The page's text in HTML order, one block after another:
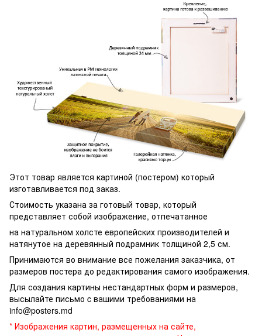
Этот товар является картиной (постером) который
изготавливается под заказ.
Стоимость указана за готовый товар, который
представляет собой изображение, отпечатанное
на натуральном холсте европейских производителей и
натянутое на деревянный подрамник толщиной 2,5 см.
Принимаются во внимание все пожелания заказчика, от
размеров постера до редактирования самого изображения.
Для создания картины нестандартных форм и размеров,
высылайте письмо c вашими требованиями на
info@posters.md
* Изображения картин, размещенных на сайте,